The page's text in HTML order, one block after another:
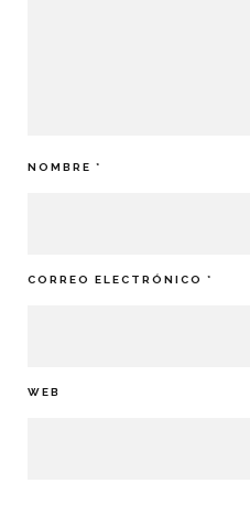
NOMBRE *
CORREO ELECTRÓNICO *
WEB